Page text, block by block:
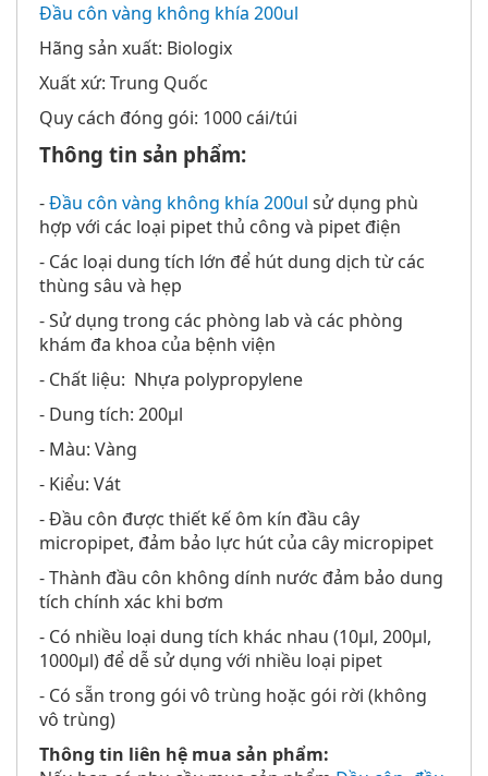
Đầu côn vàng không khía 200ul
Hãng sản xuất: Biologix
Xuất xứ: Trung Quốc
Quy cách đóng gói: 1000 cái/túi
Thông tin sản phẩm:
-Đầu côn vàng không khía 200ul sử dụng phù
hợp với các loại pipet thủ công và pipet điện
- Các loại dung tích lớn để hút dung dịch từ các
thùng sâu và hẹp
- Sử dụng trong các phòng lab và các phòng
khám đa khoa của bệnh viện
- Chất liệu: Nhựa polypropylene
- Dung tích: 200µl
- Màu: Vàng
- Kiểu: Vát
- Đầu côn được thiết kế ôm kín đầu cây
micropipet, đảm bảo lực hút của cây micropipet
- Thành đầu côn không dính nước đảm bảo dung
tích chính xác khi bơm
- Có nhiều loại dung tích khác nhau (10µl, 200µl,
1000µl) để dễ sử dụng với nhiều loại pipet
- Có sẵn trong gói vô trùng hoặc gói rời (không
vô trùng)
Thông tin liên hệ mua sản phẩm: